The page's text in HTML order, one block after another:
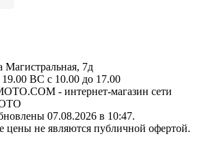
Магистральная, 7д
ВС с 10.00 до 17.00
- интернет-магазин сети
07.08.2026 в 10:47.
цены не являются публичной офертой.